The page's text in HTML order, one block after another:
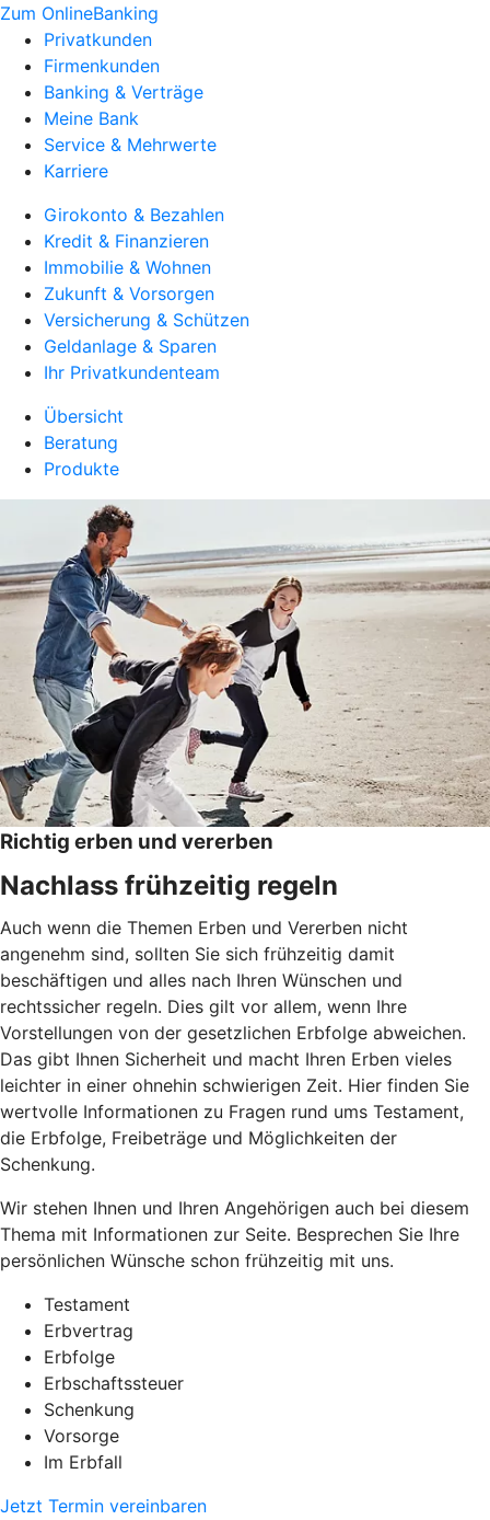
Zum OnlineBanking
Privatkunden
Firmenkunden
Banking & Verträge
Meine Bank
Service & Mehrwerte
Karriere
Girokonto & Bezahlen
Kredit & Finanzieren
Immobilie & Wohnen
Zukunft & Vorsorgen
Versicherung & Schützen
Geldanlage & Sparen
Ihr Privatkundenteam
Übersicht
Beratung
Produkte
Richtig erben und vererben
Nachlass frühzeitig regeln
Auch wenn die Themen Erben und Vererben nicht
angenehm sind, sollten Sie sich frühzeitig damit
beschäftigen und alles nach Ihren Wünschen und
rechtssicher regeln. Dies gilt vor allem, wenn Ihre
Vorstellungen von der gesetzlichen Erbfolge abweichen.
Das gibt Ihnen Sicherheit und macht Ihren Erben vieles
leichter in einer ohnehin schwierigen Zeit. Hier finden Sie
wertvolle Informationen zu Fragen rund ums Testament,
die Erbfolge, Freibeträge und Möglichkeiten der
Schenkung.
Wir stehen Ihnen und Ihren Angehörigen auch bei diesem
Thema mit Informationen zur Seite. Besprechen Sie Ihre
persönlichen Wünsche schon frühzeitig mit uns.
Testament
Erbvertrag
Erbfolge
Erbschaftssteuer
Schenkung
Vorsorge
Im Erbfall
Jetzt Termin vereinbaren